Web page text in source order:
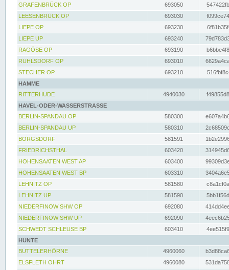
GRAFENBRÜCK OP
693050
LEESENBRÜCK OP
693030
LIEPE OP
693230
LIEPE UP
693240
RAGÖSE OP
693190
RUHLSDORF OP
693010
STECHER OP
693210
HAMME
RITTERHUDE
4940030
HAVEL-ODER-WASSERSTRASSE
BERLIN-SPANDAU OP
580300
BERLIN-SPANDAU UP
580310
BORGSDORF
581591
FRIEDRICHSTHAL
603420
HOHENSAATEN WEST AP
603400
HOHENSAATEN WEST BP
603310
LEHNITZ OP
581580
LEHNITZ UP
581590
NIEDERFINOW SHW OP
692080
NIEDERFINOW SHW UP
692090
SCHWEDT SCHLEUSE BP
603410
HUNTE
BUTTELERHÖRNE
4960060
ELSFLETH OHRT
4960080